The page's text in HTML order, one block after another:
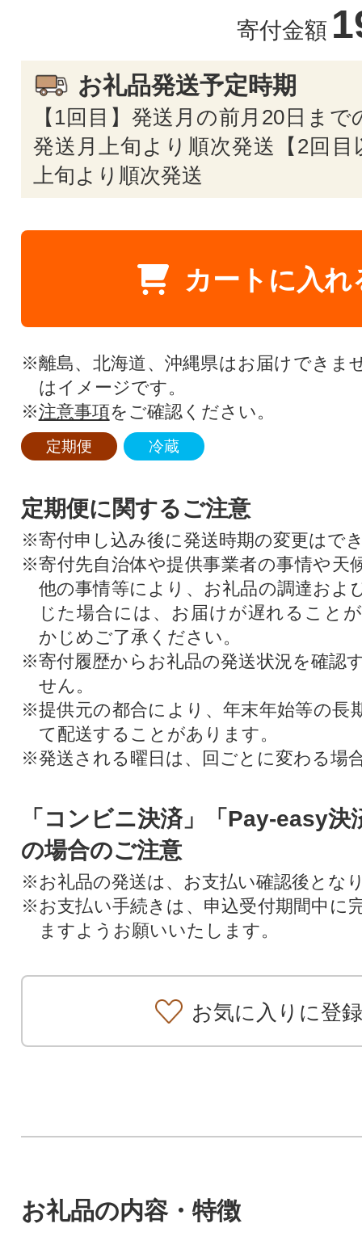
寄付金額
お礼品発送予定時期
【1回目】発送月の前月20日ま
発送月上旬より順次発送【2回目
上旬より順次発送
カートに入れ
※離島、北海道、沖縄県はお届けできま
はイメージです。
※注意事項をご確認ください。
定期便 冷蔵
定期便に関するご注意
※寄付申し込み後に発送時期の変更はで
※寄付先自治体や提供事業者の事情や天
他の事情等により、お礼品の調達およ
じた場合には、お届けが遅れること
かじめご了承ください。
※寄付履歴からお礼品の発送状況を確認
せん。
※提供元の都合により、年末年始等の長
て配送することがあります。
※発送される曜日は、回ごとに変わる場
「コンビニ決済」「Pay-easy決
の場合のご注意
※お礼品の発送は、お支払い確認後とな
※お支払い手続きは、申込受付期間中に
ますようお願いいたします。
お気に入りに登録
お礼品の内容・特徴